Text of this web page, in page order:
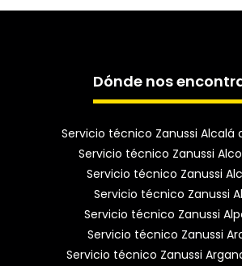
Dónde nos
Servicio técnico Zanussi Alcalá
Servicio técnico Zanussi
Servicio técnico Zanussi
Servicio técnico Zanussi
Servicio técnico Zanussi
Servicio técnico Zanussi
Servicio técnico Zanussi